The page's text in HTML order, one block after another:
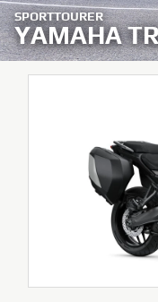
SPORTTOURER
YAMAHA